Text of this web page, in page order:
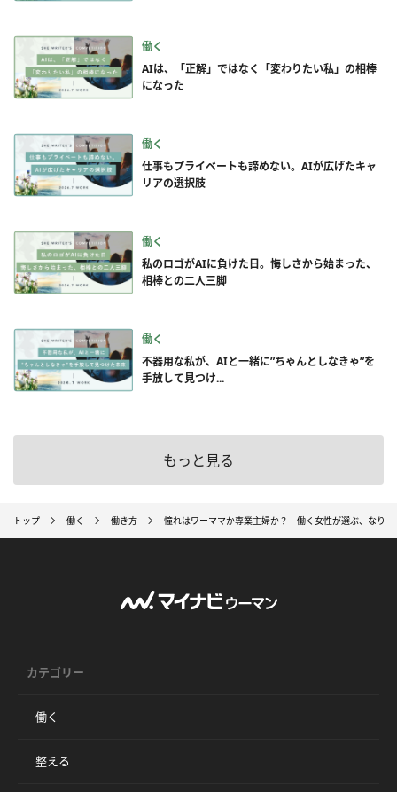
働く
AIは、「正解」ではなく「変わりたい私」の相棒
になった
働く
仕事もプライベートも諦めない。AIが広げたキャ
リアの選択肢
働く
私のロゴがAIに負けた日。悔しさから始まった、
相棒との二人三脚
働く
不器用な私が、AIと一緒に”ちゃんとしなきゃ”を
手放して見つけ...
もっと見る
トップ 働く 働き方 憧れはワーママか専業主婦か？ 働く女性が選ぶ、なりた
カテゴリー
働く
整える